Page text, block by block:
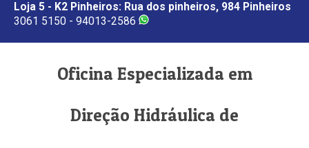
Loja 5 - K2 Pinheiros: Rua dos pinheiros, 984 Pinheiros
3061 5150 - 94013-2586
Oficina Especializada em
Direção Hidráulica de